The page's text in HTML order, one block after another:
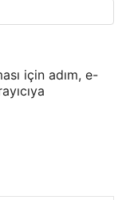
için adım, e-